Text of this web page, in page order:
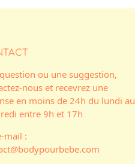
ou une suggestion,
nous et recevrez une
en moins de 24h du lundi au
entre 9h et 17h
mail :